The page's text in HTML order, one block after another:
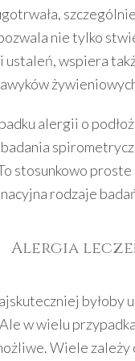
nie tylko
ustaleń, wspiera
alergii o
stosunkowo
rodzaje
Alergia
byłoby
w wielu
Wiele zależy